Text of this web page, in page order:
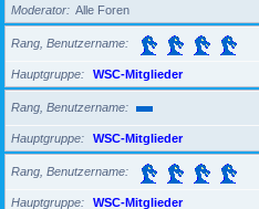
Moderator
Alle Foren
Rang, Benutzername
Hauptgruppe WSC-Mitglieder
Rang, Benutzername
Hauptgruppe WSC-Mitglieder
Rang, Benutzername
Hauptgruppe WSC-Mitglieder